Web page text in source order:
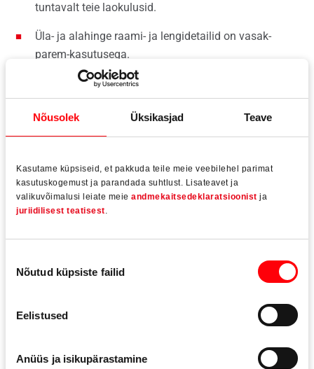
Nõusolek Üksikasjad Teave
Kasutame küpsiseid, et pakkuda teile meie veebilehel parimat
kasutuskogemust ja parandada suhtlust. Lisateavet ja
valikuvõimalusi leiate meie andmekaitsedeklaratsioonist ja
juriidilisest teatisest.
valik
Nõutud küpsiste failid
Eelistused
Anüüs ja isikupärastamine
tuntavalt teie laokulusid.
Üla- ja alahinge raami- ja lengidetailid on vasak-
parem-kasutusega.
Mugavad raami reguleerimisvõimalused üles-alla ja
külgsuunas külgemonteeritud asendis.
Pöördavatavate akende korral toimub külgsuunaline
reguleerimine eriti mugavalt uuest ülahinge
Uue nurkülekande paigaldus koos valikuliselt
integreeritava valeavamispiirajaga toimub ilma